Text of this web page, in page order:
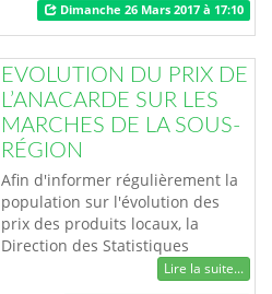
dans le reste du monde.
Il souhaite à présent réaliser une
première transformation de 24
tonnes de produits vivriers de
Côte d'Ivoire.. Cliquez sur "COUP
DE POUC…
Dimanche 26 Mars 2017 à 17:10
EVOLUTION DU PRIX DE
L’ANACARDE SUR LES
MARCHES DE LA SOUS-
RÉGION
Afin d'informer régulièrement la
population sur l'évolution des
prix des produits locaux, la
Direction des Statistiques
Agricoles, de l’Informatique et de
Lire la suite...